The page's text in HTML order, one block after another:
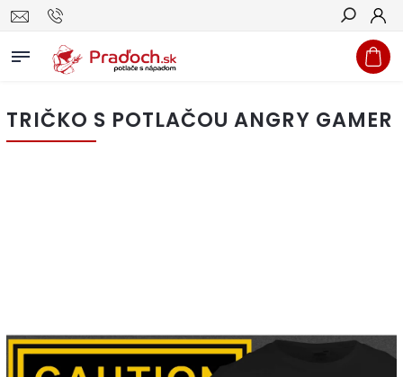
Hľadať
TRIČKO S POTLAČOU ANGRY GAMER